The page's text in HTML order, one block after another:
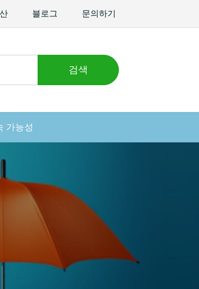
블로그 문의하기
검색
가능성